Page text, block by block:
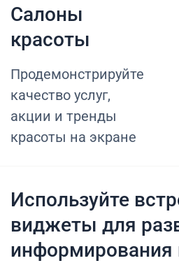
Салоны
красоты
Продемонстрируйте
качество услуг,
акции и тренды
красоты на экране
Используйте
виджеты для
информирования